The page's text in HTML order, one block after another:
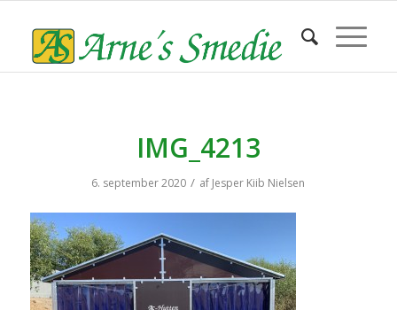
IMG_4213
6. september 2020 / af Jesper Kiib Nielsen